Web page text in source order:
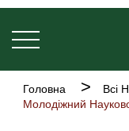
Перейти
до
основного
вмісту
Основна
Рядок
навіґації
Головна
Всі